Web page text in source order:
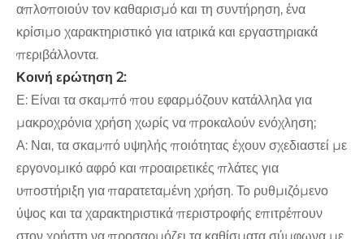
απλοποιούν τον καθαρισμό και τη συντήρηση, ένα
κρίσιμο χαρακτηριστικό για ιατρικά και εργαστηριακά
περιβάλλοντα.
Κοινή ερώτηση 2:
Ε: Είναι τα σκαμπό που εφαρμόζουν κατάλληλα για
μακροχρόνια χρήση χωρίς να προκαλούν ενόχληση;
Α: Ναι, τα σκαμπό υψηλής ποιότητας έχουν σχεδιαστεί με
εργονομικό αφρό και προαιρετικές πλάτες για
υποστήριξη για παρατεταμένη χρήση. Το ρυθμιζόμενο
ύψος και τα χαρακτηριστικά περιστροφής επιτρέπουν